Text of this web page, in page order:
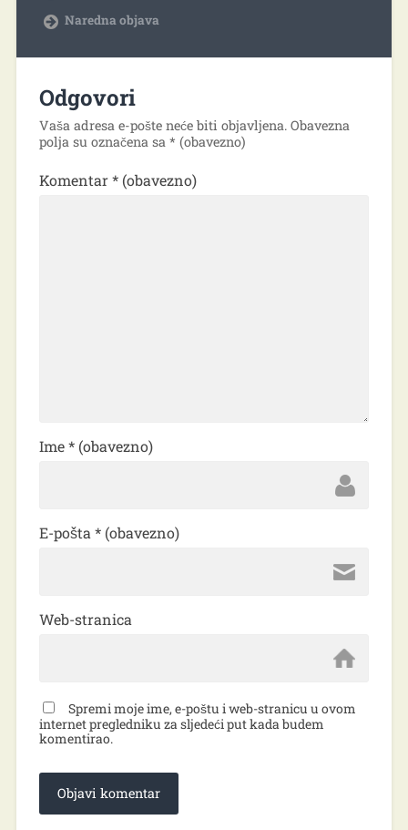
Naredna objava
Odgovori
Vaša adresa e-pošte neće biti objavljena. Obavezna
polja su označena sa * (obavezno)
Komentar* (obavezno)
Ime* (obavezno)
E-pošta * (obavezno)
Web-stranica
Spremi moje ime, e-poštu i web-stranicu u ovom
internet pregledniku za sljedeći put kada budem
komentirao.